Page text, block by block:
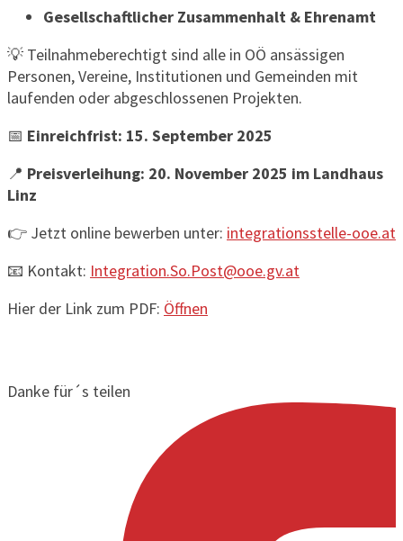
Gesellschaftlicher Zusammenhalt & Ehrenamt
💡 Teilnahmeberechtigt sind alle in OÖ ansässigen
Personen, Vereine, Institutionen und Gemeinden mit
laufenden oder abgeschlossenen Projekten.
📅 Einreichfrist: 15. September 2025
📍 Preisverleihung: 20. November 2025 im Landhaus
Linz
👉 Jetzt online bewerben unter: integrationsstelle-ooe.at
📧 Kontakt: Integration.So.Post@ooe.gv.at
Hier der Link zum PDF: Öffnen
Danke für´s teilen